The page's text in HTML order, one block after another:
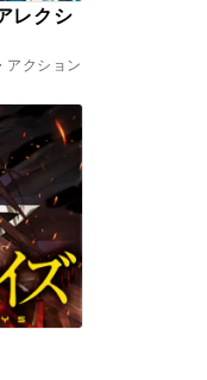
レクシ
アクション